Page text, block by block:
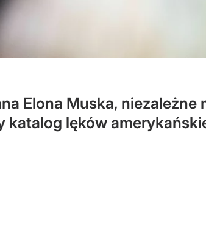
Elona Muska, niezależne
katalog lęków